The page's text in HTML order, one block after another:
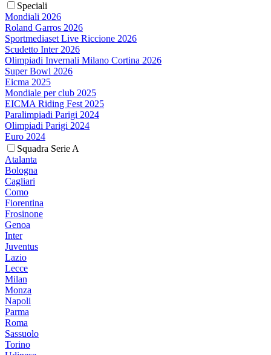
Speciali
Mondiali 2026
Roland Garros 2026
Sportmediaset Live Riccione 2026
Scudetto Inter 2026
Olimpiadi Invernali Milano Cortina 2026
Super Bowl 2026
Eicma 2025
Mondiale per club 2025
EICMA Riding Fest 2025
Paralimpiadi Parigi 2024
Olimpiadi Parigi 2024
Euro 2024
Squadra Serie A
Atalanta
Bologna
Cagliari
Como
Fiorentina
Frosinone
Genoa
Inter
Juventus
Lazio
Lecce
Milan
Monza
Napoli
Parma
Roma
Sassuolo
Torino